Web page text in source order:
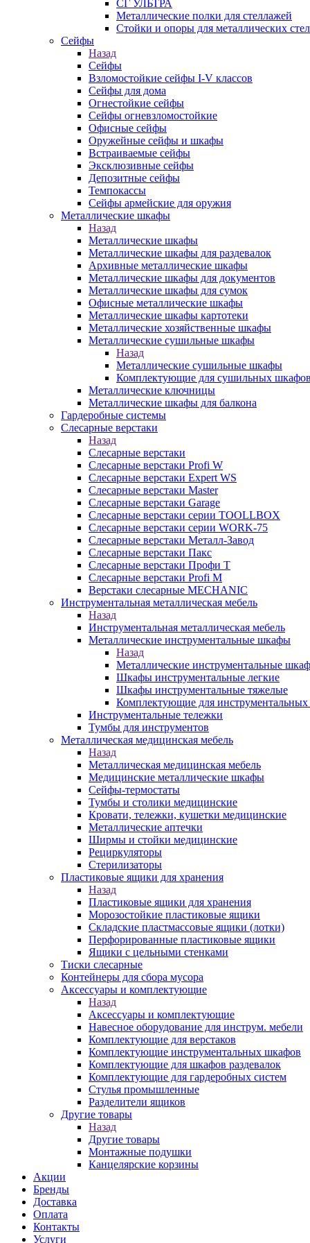
СГ УЛЬТРА
Металлические полки для стеллажей
Стойки и опоры для металлических
Сейфы
Назад
Сейфы
Взломостойкие сейфы I-V классов
Сейфы для дома
Огнестойкие сейфы
Сейфы огневзломостойкие
Офисные сейфы
Оружейные сейфы и шкафы
Встраиваемые сейфы
Эксклюзивные сейфы
Депозитные сейфы
Темпокассы
Сейфы армейские для оружия
Металлические шкафы
Назад
Металлические шкафы
Металлические шкафы для раздевалок
Архивные металлические шкафы
Металлические шкафы для документов
Металлические шкафы для сумок
Офисные металлические шкафы
Металлические шкафы картотеки
Металлические хозяйственные шкафы
Металлические сушильные шкафы
Назад
Металлические сушильные шкафы
Комплектующие для сушильных шкафов
Металлические ключницы
Металлические шкафы для балкона
Гардеробные системы
Слесарные верстаки
Назад
Слесарные верстаки
Слесарные верстаки Profi W
Слесарные верстаки Expert WS
Слесарные верстаки Master
Слесарные верстаки Garage
Слесарные верстаки серии TOOLLBOX
Слесарные верстаки серии WORK-75
Слесарные верстаки Металл-Завод
Слесарные верстаки Пакс
Слесарные верстаки Профи Т
Слесарные верстаки Profi M
Верстаки слесарные MECHANIC
Инструментальная металлическая мебель
Назад
Инструментальная металлическая мебель
Металлические инструментальные шкафы
Назад
Металлические инструментальные
Шкафы инструментальные легкие
Шкафы инструментальные тяжелые
Комплектующие для
Инструментальные тележки
Тумбы для инструментов
Металлическая медицинская мебель
Назад
Металлическая медицинская мебель
Медицинские металлические шкафы
Сейфы-термостаты
Тумбы и столики медицинские
Кровати, тележки, кушетки медицинские
Металлические аптечки
Ширмы и стойки медицинские
Рециркуляторы
Стерилизаторы
Пластиковые ящики для хранения
Назад
Пластиковые ящики для хранения
Морозостойкие пластиковые ящики
Складские пластмассовые ящики (лотки)
Перфорированные пластиковые ящики
Ящики с цельными стенками
Тиски слесарные
Контейнеры для сбора мусора
Аксессуары и комплектующие
Назад
Аксессуары и комплектующие
Навесное оборудование для инструм. мебели
Комплектующие для верстаков
Комплектующие инструментальных шкафов
Комплектующие для шкафов раздевалок
Комплектующие для гардеробных систем
Стулья промышленные
Разделители ящиков
Другие товары
Назад
Другие товары
Монтажные подушки
Канцелярские корзины
Акции
Бренды
Доставка
Оплата
Контакты
Услуги